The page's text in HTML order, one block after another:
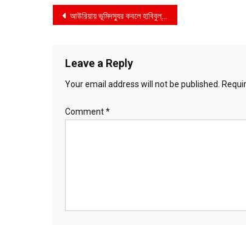
Post
আউরিয়ায় ভূমিদস্যুর কবলে হাবিবুল্লাহ ও সোহাগ কাজীরা
Leave a Reply
Your email address will not be published.
Comment*